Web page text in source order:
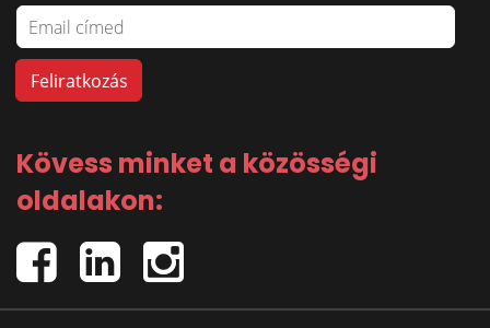
Kövess minket a közösségi
oldalakon: